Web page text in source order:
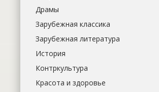
Драмы
Зарубежная классика
Зарубежная литература
История
Контркультура
Красота и здоровье